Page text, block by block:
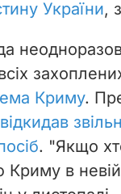
України,
Криму.
. "Якщо
в